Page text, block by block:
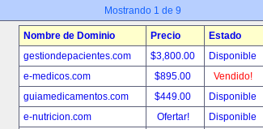
Mostrando 1 de 9
Nombre de Dominio Precio
Estado
gestiondepacientes.com
$3,800.00
Disponible
e-medicos.com
$895.00
Vendido!
guiamedicamentos.com
$449.00
Disponible
e-nutricion.com
Ofertar!
Disponible